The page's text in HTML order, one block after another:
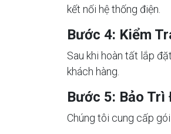
kết nối hệ thống điện.
Bước 4: Kiểm
Sau khi hoàn tất lắp
khách hàng.
Bước 5: Bảo Trì
Chúng tôi cung cấp